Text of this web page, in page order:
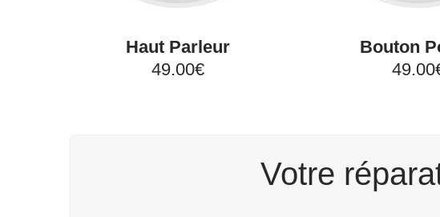
Haut Parleur
49.00€
Bouton
Votre